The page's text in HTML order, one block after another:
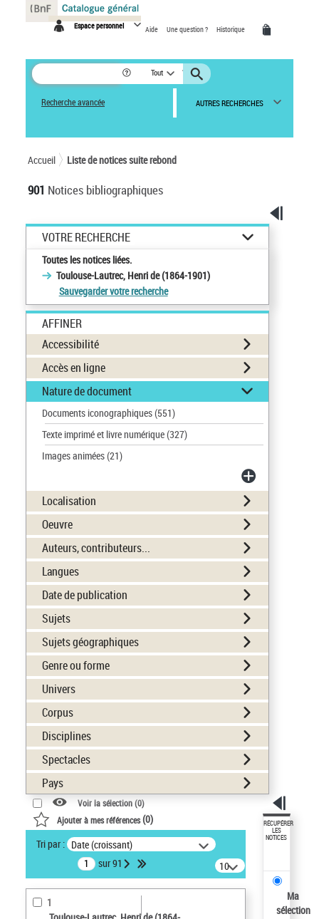
Espace personnel Aide Une question ? Historique
Tout
Recherche avancée AUTRES RECHERCHES
Accueil Liste de notices suite rebond
901 Notices bibliographiques
VOTRE RECHERCHE
Toutes les notices liées.
Toulouse-Lautrec, Henri de (1864-1901)
Sauvegarder votre recherche
AFFINER
Accessibilité
Accès en ligne
Nature de document
Documents iconographiques(551)
Texte imprimé et livre numérique(327)
Images animées(21)
Localisation
Oeuvre
Auteurs, contributeurs...
Langues
Date de publication
Sujets
Sujets géographiques
Genre ou forme
Univers
Corpus
Disciplines
Spectacles
Pays
Voir la sélection (0)
Ajouter à mes références(0)
Tri par : Date (croissant)
sur 91
10
résultats/page
1
RÉCUPÉRER
LES
NOTICES
Ma
sélection
Panneau de gestion des cookies